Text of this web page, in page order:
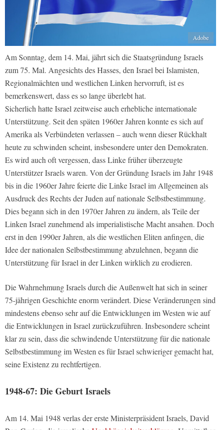
Adobe
Am Sonntag, dem 14. Mai, jährt sich die Staatsgründung Israels
zum 75. Mal. Angesichts des Hasses, den Israel bei Islamisten,
Regionalmächten und westlichen Linken hervorruft, ist es
bemerkenswert, dass es so lange überlebt hat.
Sicherlich hatte Israel zeitweise auch erhebliche internationale
Unterstützung. Seit den späten 1960er Jahren konnte es sich auf
Amerika als Verbündeten verlassen – auch wenn dieser Rückhalt
heute zu schwinden scheint, insbesondere unter den Demokraten.
Es wird auch oft vergessen, dass Linke früher überzeugte
Unterstützer Israels waren. Von der Gründung Israels im Jahr 1948
bis in die 1960er Jahre feierte die Linke Israel im Allgemeinen als
Ausdruck des Rechts der Juden auf nationale Selbstbestimmung.
Dies begann sich in den 1970er Jahren zu ändern, als Teile der
Linken Israel zunehmend als imperialistische Macht ansahen. Doch
erst in den 1990er Jahren, als die westlichen Eliten anfingen, die
Idee der nationalen Selbstbestimmung abzulehnen, begann die
Unterstützung für Israel in der Linken wirklich zu erodieren.
Die Wahrnehmung Israels durch die Außenwelt hat sich in seiner
75-jährigen Geschichte enorm verändert. Diese Veränderungen sind
mindestens ebenso sehr auf die Entwicklungen im Westen wie auf
die Entwicklungen in Israel zurückzuführen. Insbesondere scheint
klar zu sein, dass die schwindende Unterstützung für die nationale
Selbstbestimmung im Westen es für Israel schwieriger gemacht hat,
seine Existenz zu rechtfertigen.
1948-67: Die Geburt Israels
Am 14. Mai 1948 verlas der erste Ministerpräsident Israels, David